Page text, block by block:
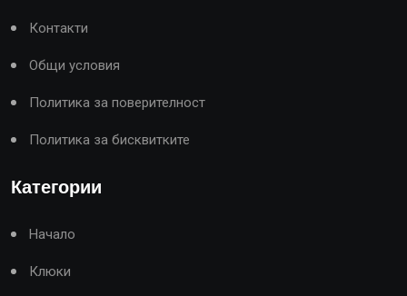
Контакти
Общи условия
Политика за поверителност
Политика за бисквитките
Категории
Начало
Клюки